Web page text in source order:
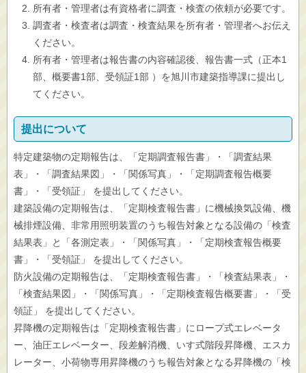
所有者・管理者は有資格者に調査・検査の依頼が必要です。
調査者・検査者は調査・検査結果を所有者・管理者へお伝え
ください。
所有者・管理者は報告書の内容確認後、報告書一式（正本1
部、概要書1部、受領証1部 ）を旭川市建築指導課に提出し
てください。
提出について
特定建築物の定期報告は、「定期調査報告書」・「調査結果
表」・「調査結果図」・「関係写真」・「定期調査報告概要
書」・「受領証」 を提出してください。
建築設備の定期報告は、「定期検査報告書」に機械換気設備、機
械排煙設備、非常用照明装置のうち報告対象となる設備の「検査
結果表」と「各測定表」・「関係写真」・「定期検査報告概要
書」・「受領証」 を提出してください。
防火設備の定期報告は、「定期検査報告書」・「検査結果表」・
「検査結果図」・「関係写真」・「定期検査報告概要書」・「受
領証」 を提出してください。
昇降機の定期報告は「定期検査報告書」にロープ式エレベータ
ー、油圧エレベーター、段差解消機、いす式階段昇降機、エスカ
レーター、小荷物専用昇降機のうち報告対象となる昇降機の「検